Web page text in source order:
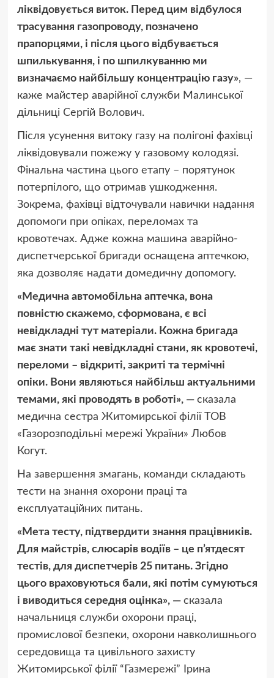
ліквідовується виток. Перед цим відбулося
трасування газопроводу, позначено
прапорцями, і після цього відбувається
шпилькування, і по шпилкуванню ми
визначаємо найбільшу концентрацію газу», —
каже майстер аварійної служби Малинської
дільниці Сергій Волович.
Після усунення витоку газу на полігоні фахівці
ліквідовували пожежу у газовому колодязі.
Фінальна частина цього етапу – порятунок
потерпілого, що отримав ушкодження.
Зокрема, фахівці відточували навички надання
допомоги при опіках, переломах та
кровотечах. Адже кожна машина аварійно-
диспетчерської бригади оснащена аптечкою,
яка дозволяє надати домедичну допомогу.
«Медична автомобільна аптечка, вона
повністю скажемо, сформована, є всі
невідкладні тут матеріали. Кожна бригада
має знати такі невідкладні стани, як кровотечі,
переломи – відкриті, закриті та термічні
опіки. Вони являються найбільш актуальними
темами, які проводять в роботі», — сказала
медична сестра Житомирської філії ТОВ
«Газорозподільні мережі України» Любов
Когут.
На завершення змагань, команди складають
тести на знання охорони праці та
експлуатаційних питань.
«Мета тесту, підтвердити знання працівників.
Для майстрів, слюсарів водіїв – це п’ятдесят
тестів, для диспетчерів 25 питань. Згідно
цього враховуються бали, які потім сумуються
і виводиться середня оцінка», — сказала
начальниця служби охорони праці,
промислової безпеки, охорони навколишнього
середовища та цивільного захисту
Житомирської філії “Газмережі” Ірина